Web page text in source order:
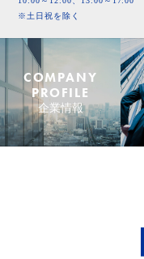
※土日祝を除く
COMPANY
PROFILE
企業情報